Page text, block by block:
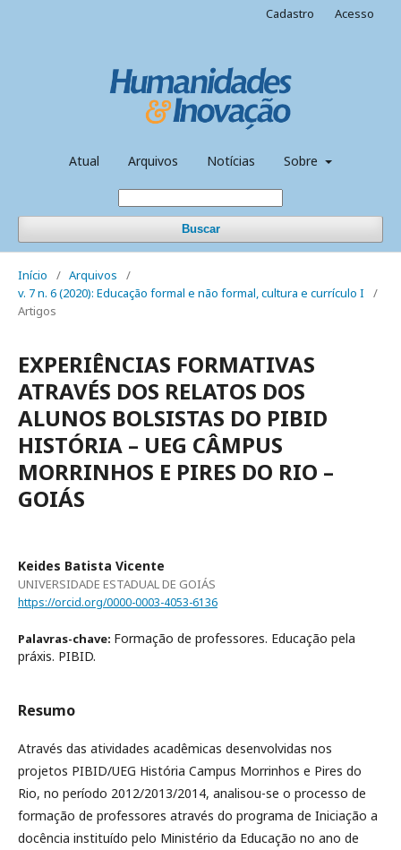
Atual Arquivos Notícias Sobre
Buscar
Cadastro Acesso
Início / Arquivos
/
v. 7 n. 6 (2020): Educação formal e não formal, cultura e currículo I
/
Artigos
EXPERIÊNCIAS FORMATIVAS
ATRAVÉS DOS RELATOS DOS
ALUNOS BOLSISTAS DO PIBID
HISTÓRIA – UEG CÂMPUS
MORRINHOS E PIRES DO RIO –
GOIÁS
Keides Batista Vicente
UNIVERSIDADE ESTADUAL DE GOIÁS
https://orcid.org/0000-0003-4053-6136
Palavras-chave: Formação de professores. Educação pela
práxis. PIBID.
Resumo
Através das atividades acadêmicas desenvolvidas nos
projetos PIBID/UEG História Campus Morrinhos e Pires do
Rio, no período 2012/2013/2014, analisou-se o processo de
formação de professores através do programa de Iniciação a
docência instituído pelo Ministério da Educação no ano de